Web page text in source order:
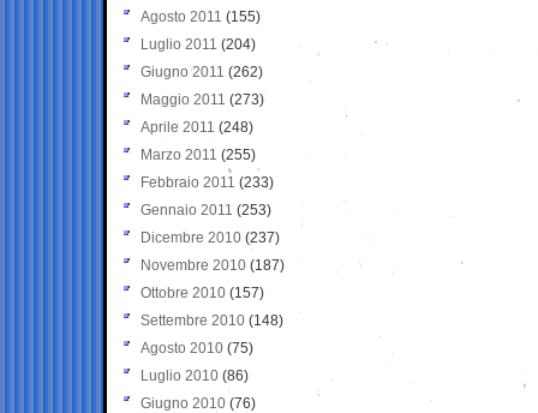
Agosto 2011 (155)
Luglio 2011 (204)
Giugno 2011 (262)
Maggio 2011 (273)
Aprile 2011 (248)
Marzo 2011 (255)
Febbraio 2011 (233)
Gennaio 2011 (253)
Dicembre 2010 (237)
Novembre 2010 (187)
Ottobre 2010 (157)
Settembre 2010 (148)
Agosto 2010 (75)
Luglio 2010 (86)
Giugno 2010 (76)